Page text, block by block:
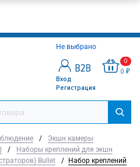
Не выбрано
Вход
Регистрация
0
0 ₽
/
Экшн камеры
/
Наборы креплений для экшн
Bullet
/
Набор креплений